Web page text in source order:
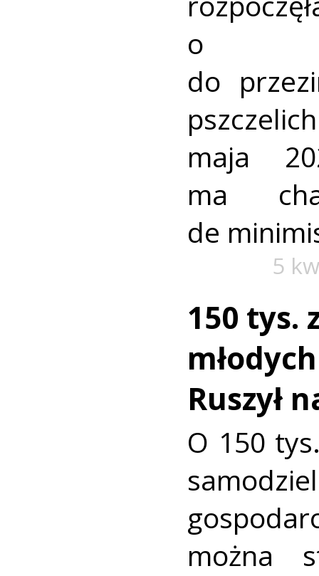
o
do
maja
ma
de
5
150 tys.
Ruszył
O 150
można